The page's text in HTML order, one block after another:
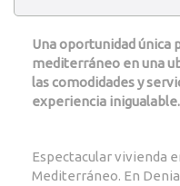
Una oportunidad única
mediterráneo en una
las comodidades y
experiencia inigualable.
Espectacular vivienda
Mediterráneo. En